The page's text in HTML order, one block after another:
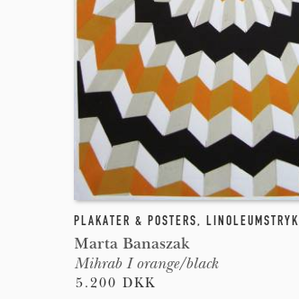
PLAKATER & POSTERS, LINOLEUMSTRYK
Marta Banaszak
Mihrab I orange/black
5.200 DKK